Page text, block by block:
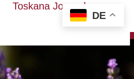
Toskana Journal
DE